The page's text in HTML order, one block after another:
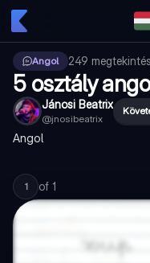
Angol 249
5 osztály
Jánosi Beatrix
@jnosibeatrix
Angol
1 of 1